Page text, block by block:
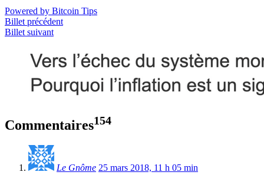
Powered by Bitcoin Tips
Billet précédent
Billet suivant
Commentaires154
Le Gnôme 25 mars 2018, 11 h 05 min